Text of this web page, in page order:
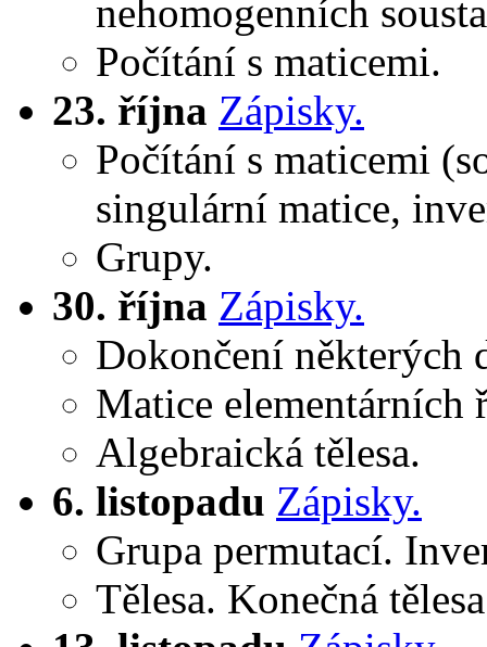
nehomogenních
Počítání s maticemi.
23. října Zápisky.
Počítání s maticemi
singulární matice,
Grupy.
30. října Zápisky.
Dokončení některých
Matice elementárních
Algebraická tělesa.
6. listopadu Zápisky.
Grupa permutací.
Tělesa. Konečná